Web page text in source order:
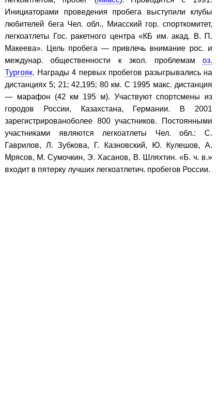
Инициаторами проведения пробега выступили клубы
любителей бега Чел. обл., Миасский гор. спорткомитет,
легкоатлеты Гос. ракетного центра «КБ им. акад. В. П.
Макеева». Цель пробега — привлечь внимание рос. и
междунар. общественности к экол. проблемам оз.
Тургояк. Награды 4 первых пробегов разыгрывались на
дистанциях 5; 21; 42,195; 80 км. С 1995 макс. дистанция
— марафон (42 км 195 м). Участвуют спортсмены из
городов России, Казахстана, Германии. В 2001
зарегистрированоболее 800 участников. Постоянными
участниками являются легкоатлеты Чел. обл.: С.
Гаврилов, Л. Зубкова, Г. Казновский, Ю. Кулешов, А.
Мрясов, М. Сумочкин, Э. Хасанов, В. Шляхтин. «Б. ч. в.»
входит в пятерку лучших легкоатлетич. пробегов России.